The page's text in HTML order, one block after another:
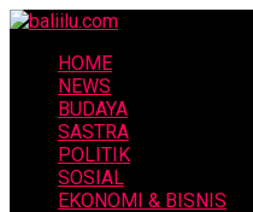
HOME
NEWS
BUDAYA
SASTRA
POLITIK
SOSIAL
EKONOMI & BISNIS